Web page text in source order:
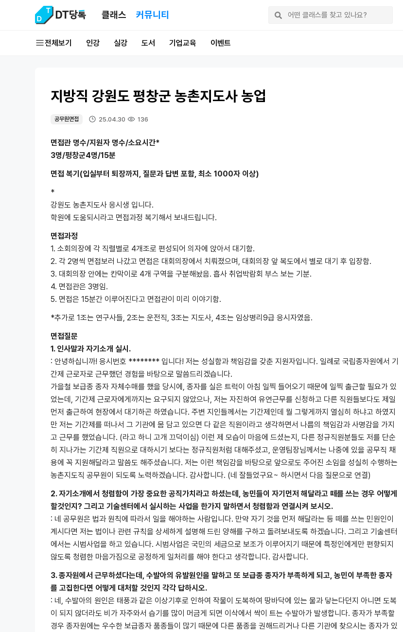
클래스 커뮤니티
전체보기 인강 실강 도서 기업교육 이벤트
지방직 강원도 평창군 농촌지도사 농업
공무원면접 25.04.30 136
면접관 명수/지원자 명수/소요시간*
3명/평창군4명/15분
면접 복기(입실부터 퇴장까지, 질문과 답변 포함, 최소 1000자 이상)
*
강원도 농촌지도사 응시생 입니다.
학원에 도움되시라고 면접과정 복기해서 보내드립니다.
면접과정
1. 소회의장에 각 직렬별로 4개조로 편성되어 의자에 앉아서 대기함.
2. 각 2명씩 면접보러 나갔고 면접은 대회의장에서 치뤄졌으며, 대회의장 앞 복도에서 별로 대기 후 입장함.
3. 대회의장 안에는 칸막이로 4개 구역을 구분해놨음. 흡사 취업박람회 부스 보는 기분.
4. 면접관은 3명임.
5. 면접은 15분간 이루어진다고 면접관이 미리 이야기함.
*추가로 1조는 연구사들, 2조는 운전직, 3조는 지도사, 4조는 임상병리9급 응시자였음.
면접질문
1. 인사말과 자기소개 실시.
: 안녕하십니까! 응시번호 ******** 입니다! 저는 성실함과 책임감을 갖춘 지원자입니다. 일례로 국립종자원에서 기
간제 근로자로 근무했던 경험을 바탕으로 말씀드리겠습니다.
가을철 보급종 종자 자체수매를 했을 당시에, 종자를 실은 트럭이 아침 일찍 들어오기 때문에 일찍 출근할 필요가 있
었는데, 기간제 근로자에게까지는 요구되지 않았으나, 저는 자진하여 유연근무를 신청하고 다른 직원들보다도 제일
먼저 출근하여 현장에서 대기하곤 하였습니다. 주변 지인들께서는 기간제인데 뭘 그렇게까지 열심히 하냐고 하였지
만 저는 기간제를 떠나서 그 기관에 몸 담고 있으면 다 같은 직원이라고 생각하면서 나름의 책임감과 사명감을 가지
고 근무를 했었습니다. (라고 하니 고개 끄덕이심) 이런 제 모습이 마음에 드셨는지, 다른 정규직원분들도 저를 단순
히 지나가는 기간제 직원으로 대하시기 보다는 정규직원처럼 대해주셨고, 운영팀장님께서는 나중에 있을 공무직 채
용에 꼭 지원해달라고 말씀도 해주셨습니다. 저는 이런 책임감을 바탕으로 앞으로도 주어진 소임을 성실히 수행하는
농촌지도직 공무원이 되도록 노력하겠습니다. 감사합니다. (네 잘들었구요~ 하시면서 다음 질문으로 연결)
2. 자기소개에서 청렴함이 가장 중요한 공직가치라고 하셨는데, 농민들이 자기먼저 해달라고 떼를 쓰는 경우 어떻게
할것인지? 그리고 기술센터에서 실시하는 사업을 한가지 말하면서 청렴함과 연결시켜 보시오.
: 네 공무원은 법과 원칙에 따라서 일을 해야하는 사람입니다. 만약 자기 것을 먼저 해달라는 등 떼를 쓰는 민원인이
계시다면 저는 법이나 관련 규칙을 상세하게 설명해 드린 양해를 구하고 돌려보내도록 하겠습니다. 그리고 기술센터
에서는 시범사업을 하고 있습니다. 시범사업은 국민의 세금으로 보조가 이루어지기 때문에 특정인에게만 편향되지
않도록 청렴한 마음가짐으로 공정하게 일처리를 해야 한다고 생각합니다. 감사합니다.
3. 종자원에서 근무하셨다는데, 수발아의 유발원인을 말하고 또 보급종 종자가 부족하게 되고, 농민이 부족한 종자
를 고집한다면 어떻게 대처할 것인지 각각 답하시오.
: 네, 수발아의 원인은 태풍과 같은 이상기후로 인하여 작물이 도복하여 땅바닥에 있는 물과 닿는다던지 아니면 도복
이 되지 않더라도 비가 자주와서 습기를 많이 머금게 되면 이삭에서 싹이 트는 수발아가 발생합니다. 종자가 부족할
경우 종자원에는 우수한 보급종자 품종들이 많기 때문에 다른 품종을 권해드리거나 다른 기관에 찾으시는 종자가 있